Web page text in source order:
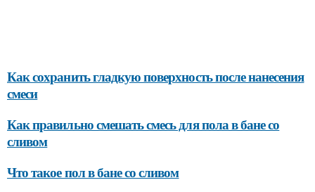
Как сохранить гладкую поверхность после нанесения
смеси
Как правильно смешать смесь для пола в бане со
сливом
Что такое пол в бане со сливом